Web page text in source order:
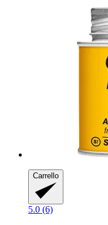
Carrello
5.0 (6)